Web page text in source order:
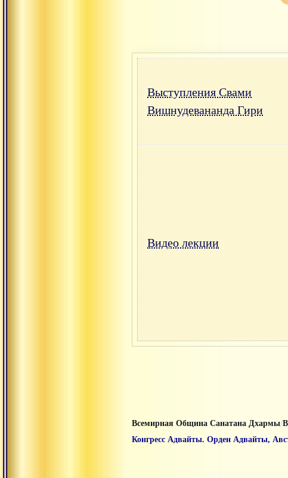
Выступления Свами
Вишнудевананда Гири
Видео лекции
Всемирная Община Санатана Дхармы/
Конгресс Адвайты. Орден Адвайты,